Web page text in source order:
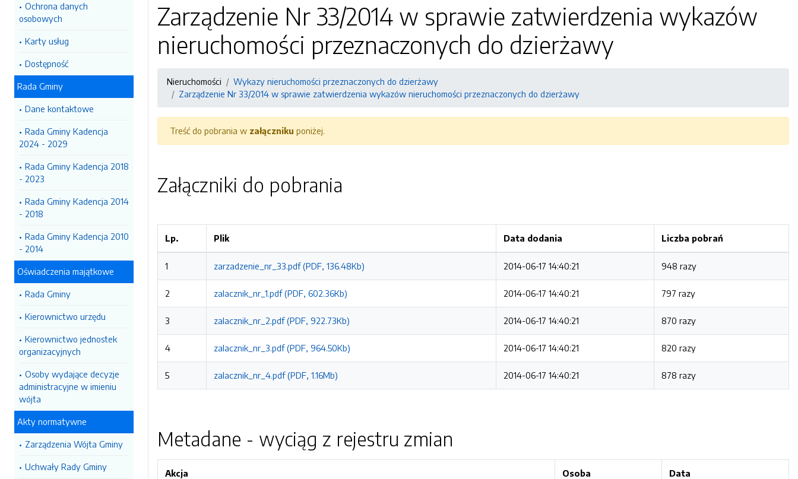
Ochrona danych
osobowych
Karty usług
Dostępność
Rada Gminy
Dane kontaktowe
Rada Gminy Kadencja
2024 - 2029
Rada Gminy Kadencja 2018
- 2023
Rada Gminy Kadencja 2014
- 2018
Rada Gminy Kadencja 2010
- 2014
Oświadczenia majątkowe
Rada Gminy
Kierownictwo urzędu
Kierownictwo jednostek
organizacyjnych
Osoby wydające decyzje
administracyjne w imieniu
wójta
Akty normatywne
Zarządzenia Wójta Gminy
Uchwały Rady Gminy
Zarządzenie Nr 33/2014 w sprawie zatwierdzenia wykazów
nieruchomości przeznaczonych do dzierżawy
Nieruchomości
Wykazy nieruchomości przeznaczonych do dzierżawy
Zarządzenie Nr 33/2014 w sprawie zatwierdzenia wykazów nieruchomości przeznaczonych do dzierżawy
Treść do pobrania w załączniku poniżej.
Załączniki do pobrania
Lp. Plik Data dodania Liczba pobrań
1 zarzadzenie_nr_33.pdf (PDF, 136.48Kb) 2014-06-17 14:40:21 948 razy
2 zalacznik_nr_1.pdf (PDF, 602.36Kb) 2014-06-17 14:40:21 797 razy
3 zalacznik_nr_2.pdf (PDF, 922.73Kb) 2014-06-17 14:40:21 870 razy
4 zalacznik_nr_3.pdf (PDF, 964.50Kb) 2014-06-17 14:40:21 820 razy
5 zalacznik_nr_4.pdf (PDF, 1.16Mb) 2014-06-17 14:40:21 878 razy
Metadane - wyciąg z rejestru zmian
Akcja Osoba Data